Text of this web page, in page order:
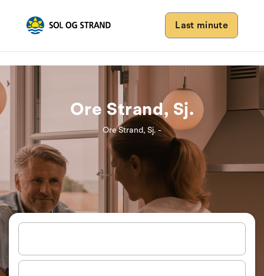
Last minute
Ore Strand, Sj.
Ore Strand, Sj. -